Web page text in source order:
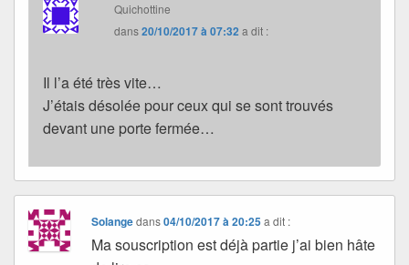
Quichottine
dans20/10/2017 à 07:32 a dit :
Il l’a été très vite…
J’étais désolée pour ceux qui se sont trouvés
devant une porte fermée…
Solangedans04/10/2017 à 20:25 a dit :
Ma souscription est déjà partie j’ai bien hâte